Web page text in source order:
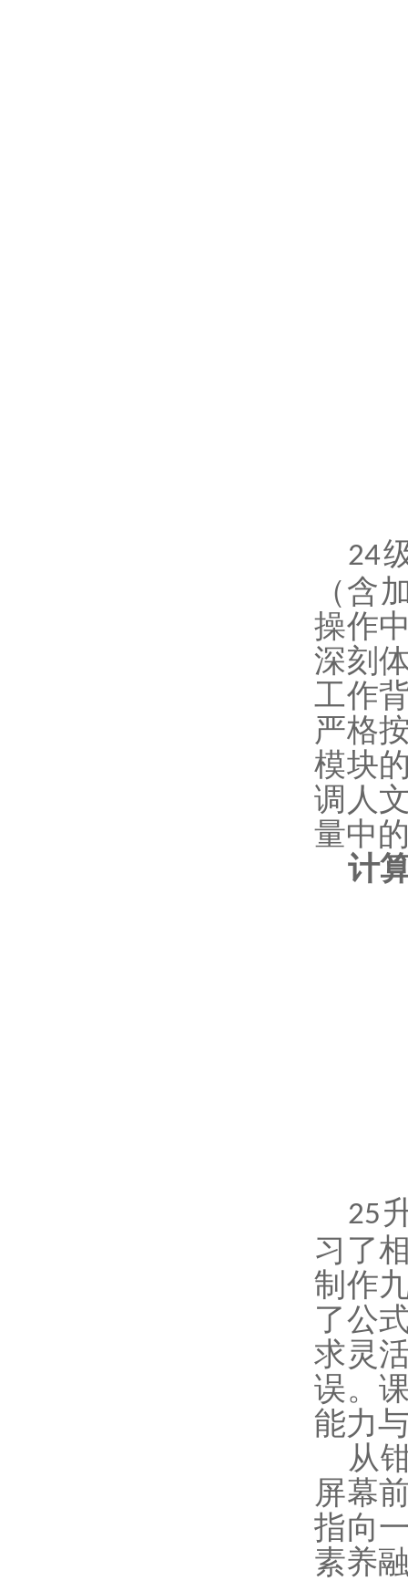
24
（含
操作
深刻
工作
严格
模块
调人
量中
计
25
习了
制作
了公
求灵
误。
能力
从
屏幕
指向
素养